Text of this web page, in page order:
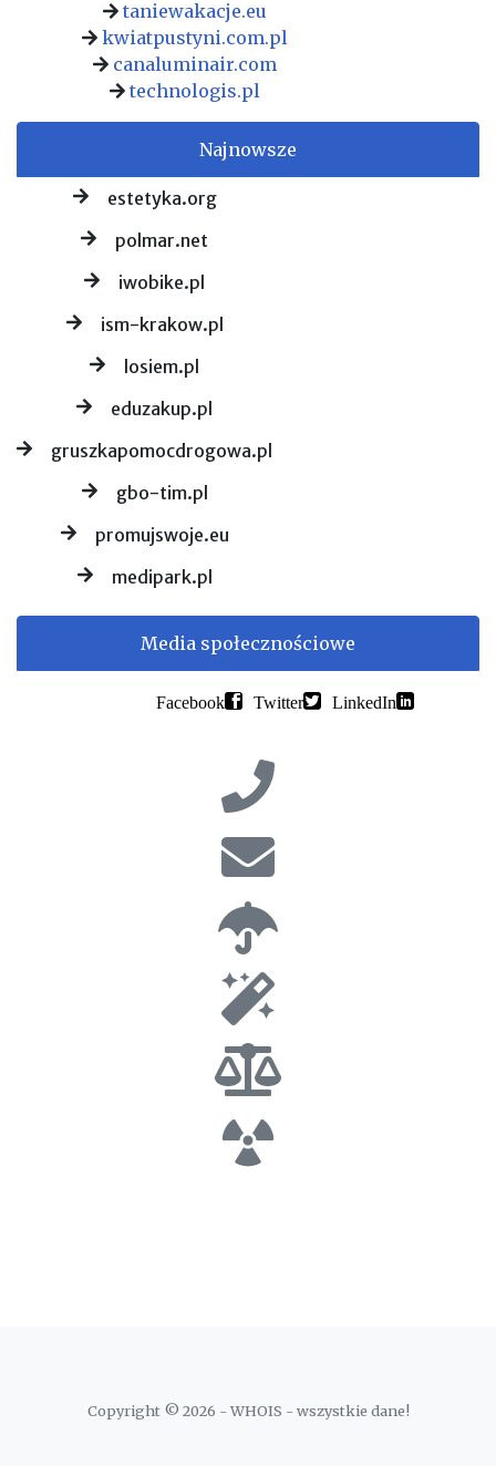
taniewakacje.eu
kwiatpustyni.com.pl
canaluminair.com
technologis.pl
Najnowsze
estetyka.org
polmar.net
iwobike.pl
ism-krakow.pl
losiem.pl
eduzakup.pl
gruszkapomocdrogowa.pl
gbo-tim.pl
promujswoje.eu
medipark.pl
Media społecznościowe
Facebook Twitter LinkedIn
Copyright © 2026 - WHOIS - wszystkie dane!